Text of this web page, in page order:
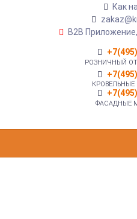
Как
B2B
РОЗНИЧНЫЙ
ФАСАДНЫЕ